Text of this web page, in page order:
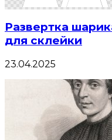
Развертка
для склейки
23.04.2025